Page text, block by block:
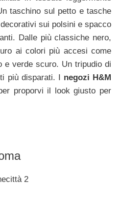
taschino sul petto e tasche
sui polsini e spacco
Dalle più classiche nero,
ai colori più accesi come
e verde scuro. Un tripudio di
più disparati. I negozi H&M
proporvi il look giusto per
2